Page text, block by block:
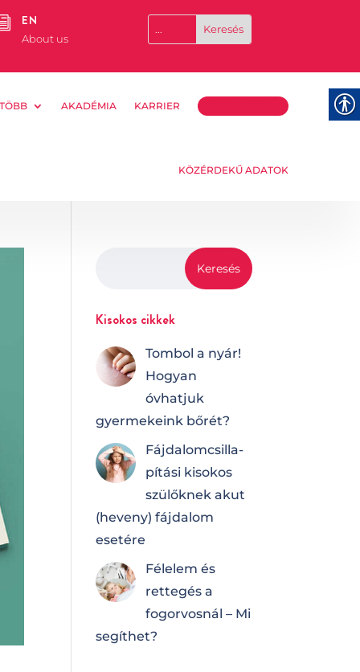
EN
About us
AKADÉMIA KARRIER
KÖZÉRDEKŰ ADATOK
Kisokos cikkek
Tombol a nyár!
Hogyan
óvhatjuk
gyermekeink bőrét?
Fájdalomcsilla­
pí­tá­si kisokos
szülőknek akut
(heveny) fájdalom
esetére
Félelem és
rettegés a
fogorvosnál – Mi
segíthet?